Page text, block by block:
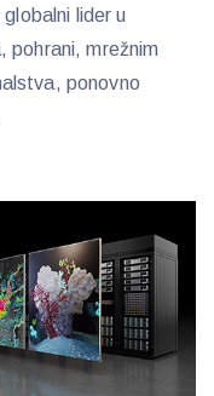
lider u
pohrani, mrežnim
ponovno